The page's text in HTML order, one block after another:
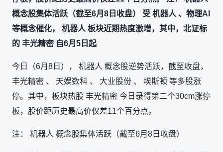
概念股集体活跃（截至6月8日收盘） 受 机器人 、物理AI
等概念催化， 机器人 板块近期热度激增，其中，北证标
的 丰光精密 自6月5日起
今日（6月8日）， 机器人 概念股逆势活跃，截至收盘，
丰光精密 、 天娱数科 、 大业股份 、 埃斯顿 等多股涨
停。其中，板块热股 丰光精密 今日录得第二个30cm涨停
板，股价距历史最高价仅差11个百分点。
注： 机器人 概念股集体活跃（截至6月8日收盘）